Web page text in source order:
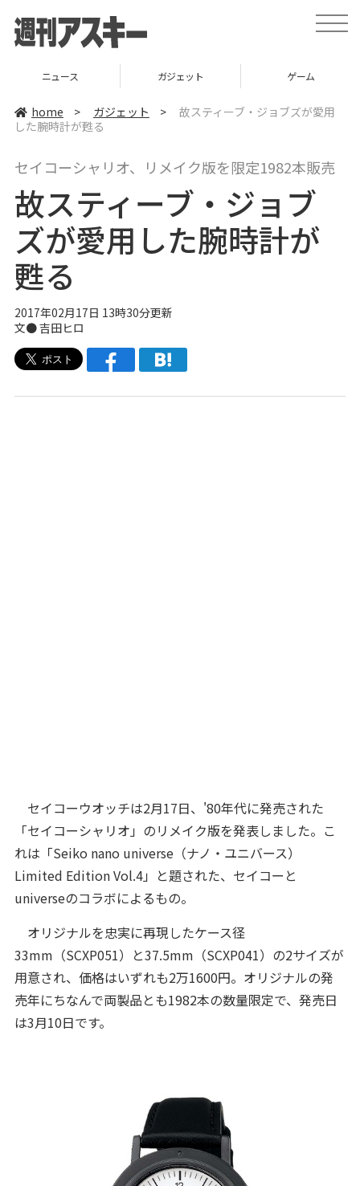
t
o
v
t
i
ニュース ガジェット ゲーム
home > ガジェット >
故スティーブ・ジョブズが愛用
した腕時計が甦る
セイコーシャリオ、リメイク版を限定1982本販売
故スティーブ・ジョブ
ズが愛用した腕時計が
甦る
2017年02月17日 13時30分更新
文● 吉田ヒロ
セイコーウオッチは2月17日、'80年代に発売された
「セイコーシャリオ」のリメイク版を発表しました。こ
れは「Seiko nano universe（ナノ・ユニバース）
Limited Edition Vol.4」と題された、セイコーと
universeのコラボによるもの。
オリジナルを忠実に再現したケース径
33mm（SCXP051）と37.5mm（SCXP041）の2サイズが
用意され、価格はいずれも2万1600円。オリジナルの発
売年にちなんで両製品とも1982本の数量限定で、発売日
は3月10日です。